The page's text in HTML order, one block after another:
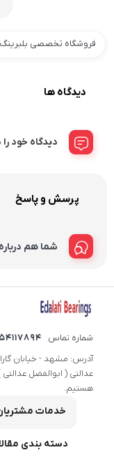
فروشگاه تخصصی بلبرینگ
دیدگاه ها
دیدگاه خود را
پرسش و پاسخ
شما هم
شماره تماس
051-37665347
هستیم.
خدمات
دسته بندی